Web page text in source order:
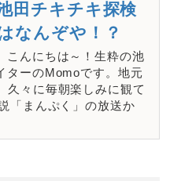
田チキチキ探検
なんぞや！？
こんにちは～！生粋の池
ターのMomoです。地元
久々に毎朝楽しみに観て
「まんぷく」の放送か